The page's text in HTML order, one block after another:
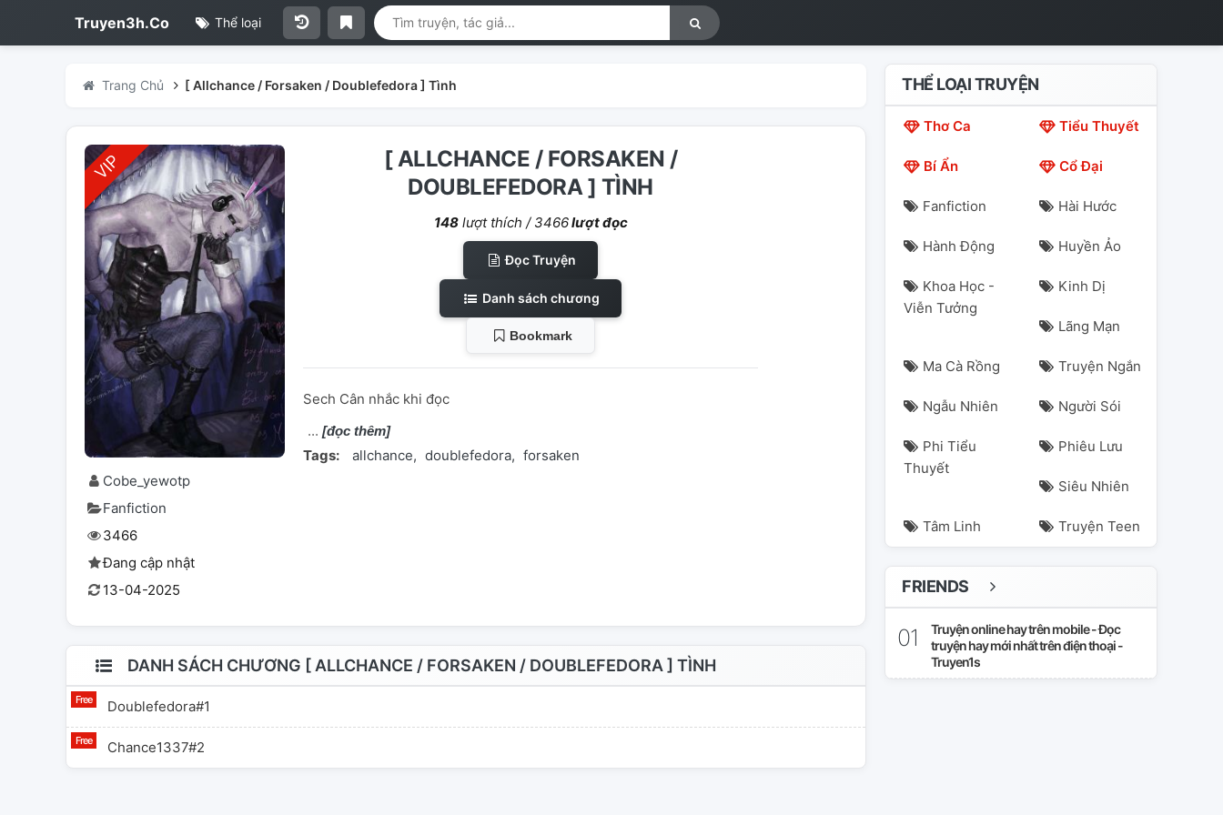
Truyen3h.Co Thể loại
Trang Chủ [ Allchance / Forsaken / Doublefedora ] Tình
Cobe_yewotp
Fanfiction
3466
Đang cập nhật
13-04-2025
[ ALLCHANCE / FORSAKEN /
DOUBLEFEDORA ] TÌNH
148lượt thích / 3466lượt đọc
Đọc Truyện
Danh sách chương
Bookmark
Sech Cân nhắc khi đọc
[đọc thêm]
Tags: allchance doublefedora forsaken
DANH SÁCH CHƯƠNG [ ALLCHANCE / FORSAKEN / DOUBLEFEDORA ] TÌNH
Doublefedora#1
Chance1337#2
THỂ LOẠI TRUYỆN
Thơ Ca Tiểu Thuyết
Bí Ẩn Cổ Đại
Fanfiction Hài Hước
Hành Động Huyền Ảo
Khoa Học -
Viễn Tưởng
Kinh Dị
Lãng Mạn
Ma Cà Rồng Truyện Ngắn
Ngẫu Nhiên Người Sói
Phi Tiểu
Thuyết
Phiêu Lưu
Siêu Nhiên
Tâm Linh Truyện Teen
FRIENDS
Truyện online hay trên mobile - Đọc
truyện hay mới nhất trên điện thoại -
Truyen1s